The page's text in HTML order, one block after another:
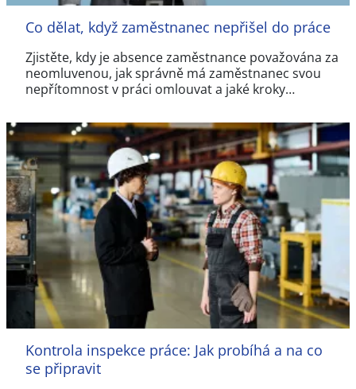
Co dělat, když zaměstnanec nepřišel do práce
Zjistěte, kdy je absence zaměstnance považována za
neomluvenou, jak správně má zaměstnanec svou
nepřítomnost v práci omlouvat a jaké kroky…
Kontrola inspekce práce: Jak probíhá a na co
se připravit